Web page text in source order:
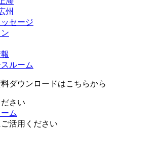
州
セージ
ルーム
ダウンロードはこちらから
さい
ム
活用ください